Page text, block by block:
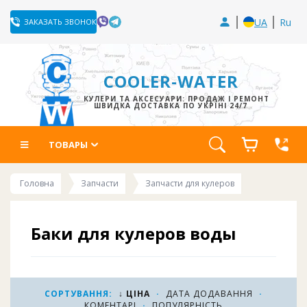
ЗАКАЗАТЬ ЗВОНОК UA Ru
COOLER-WATER
КУЛЕРИ ТА АКСЕСУАРИ: ПРОДАЖ І РЕМОНТ
ШВИДКА ДОСТАВКА ПО УКРЇНІ 24/7
ТОВАРЫ
Головна Запчасти Запчасти для кулеров
Баки для кулеров воды
Баки нагрева и охлаждения для кулеров воды. В
данной категории собраны баки для кулеров
СОРТУВАННЯ: ↓ ЦІНА · ДАТА ДОДАВАННЯ
·